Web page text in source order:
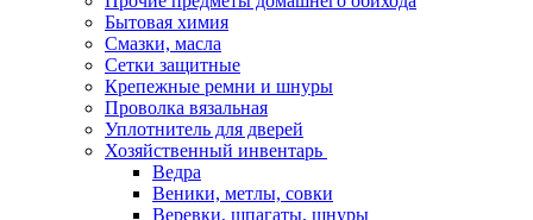
Бытовая химия
Смазки, масла
Сетки защитные
Крепежные ремни и шнуры
Проволка вязальная
Уплотнитель для дверей
Хозяйственный инвентарь
Ведра
Веники, метлы, совки
Веревки, шпагаты, шнуры